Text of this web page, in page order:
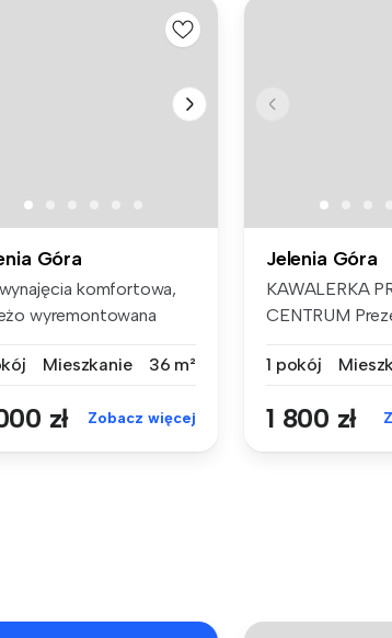
Góra
komfortowa,
wyremontowana
Mieszkanie 36 m²
zł Zobacz więcej
Jelenia Góra
KAWALERKA
CENTRUM
1 pokój
1 800 zł